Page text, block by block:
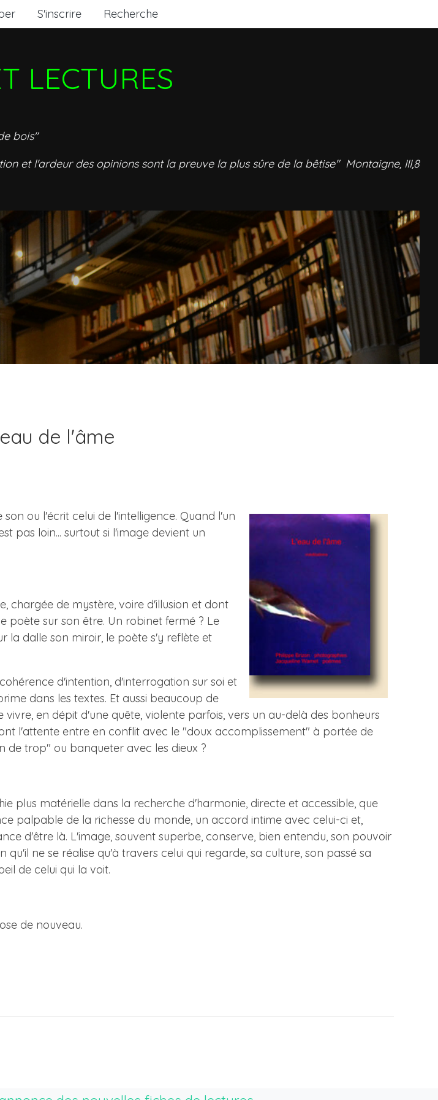
S'inscrire Recherche
LECTURES
bois"
et l'ardeur des opinions sont la preuve la plus sûre de la bêtise" Montaigne, III,8
de l'âme
ou l'écrit celui de l'intelligence. Quand l'un
pas loin... surtout si l'image devient un
chargée de mystère, voire d'illusion et dont
sur son être. Un robinet fermé ? Le
la dalle son miroir, le poète s'y reflète et
d'intention, d'interrogation sur soi et
dans les textes. Et aussi beaucoup de
en dépit d'une quête, violente parfois, vers un au-delà des bonheurs
l'attente entre en conflit avec le "doux accomplissement" à portée de
de trop" ou banqueter avec les dieux ?
plus matérielle dans la recherche d'harmonie, directe et accessible, que
palpable de la richesse du monde, un accord intime avec celui-ci et,
d'être là. L'image, souvent superbe, conserve, bien entendu, son pouvoir
ne se réalise qu'à travers celui qui regarde, sa culture, son passé sa
de celui qui la voit.
de nouveau.